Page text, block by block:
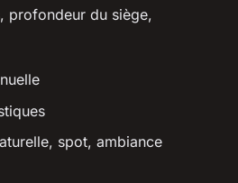
profondeur du siège,
spot, ambiance